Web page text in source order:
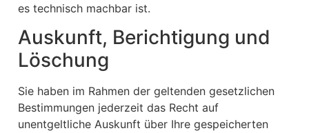
es technisch machbar ist.
Auskunft, Berichtigung und
Löschung
Sie haben im Rahmen der geltenden gesetzlichen
Bestimmungen jederzeit das Recht auf
unentgeltliche Auskunft über Ihre gespeicherten